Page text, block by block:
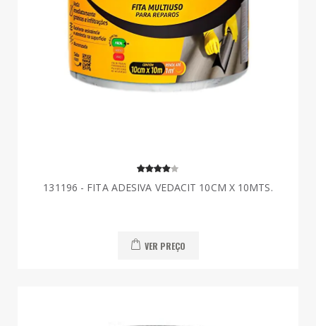
131196 - FITA ADESIVA VEDACIT 10CM X 10MTS.
VER PREÇO